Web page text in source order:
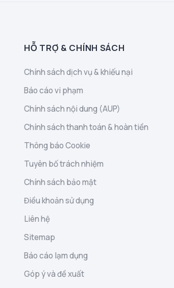
HỖ TRỢ & CHÍNH SÁCH
Chính sách dịch vụ & khiếu nại
Báo cáo vi phạm
Chính sách nội dung (AUP)
Chính sách thanh toán & hoàn tiền
Thông báo Cookie
Tuyên bố trách nhiệm
Chính sách bảo mật
Điều khoản sử dụng
Liên hệ
Sitemap
Báo cáo lạm dụng
Góp ý và đề xuất